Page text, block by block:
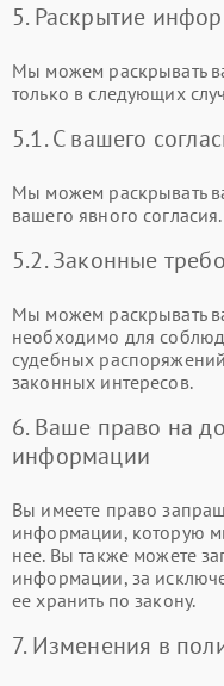
5. Раскрытие
Мы можем раскрывать
только в следующих
5.1. С вашего
Мы можем раскрывать
вашего явного согласия.
5.2. Законные
Мы можем раскрывать
необходимо для
судебных
законных интересов.
6. Ваше право на
информации
Вы имеете право
информации, которую
нее. Вы также можете
информации, за
ее хранить по закону.
7. Изменения в